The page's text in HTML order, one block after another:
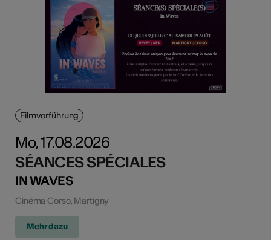
Filmvorführung
Mo, 17.08.2026
SÉANCES SPÉCIALES
IN WAVES
Cinéma Corso, Martigny
Mehr dazu